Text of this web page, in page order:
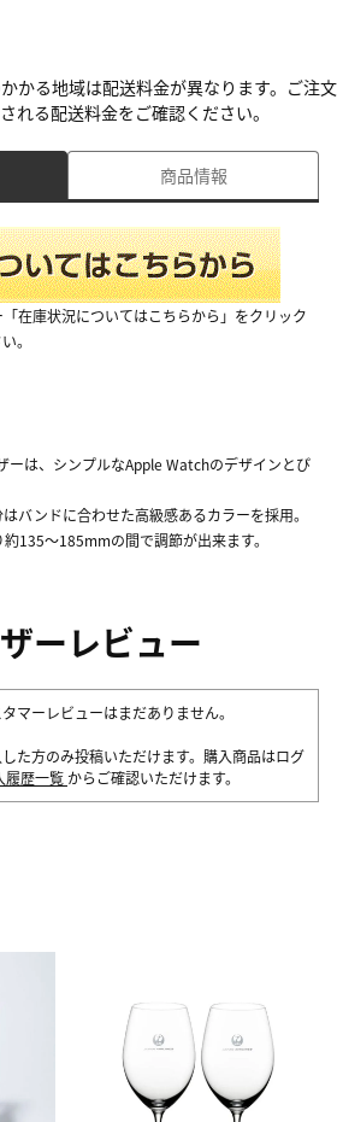
かる地域は配送料金が異なります。ご注文
れる配送料金をご確認ください。
商品情報
在庫状況についてはこちらから」をクリック
。
は、シンプルなApple Watchのデザインとぴ
バンドに合わせた高級感あるカラーを採用。
135～185mmの間で調節が出来ます。
ーレビュー
マーレビューはまだありません。
た方のみ投稿いただけます。購入商品はログ
履歴一覧 からご確認いただけます。